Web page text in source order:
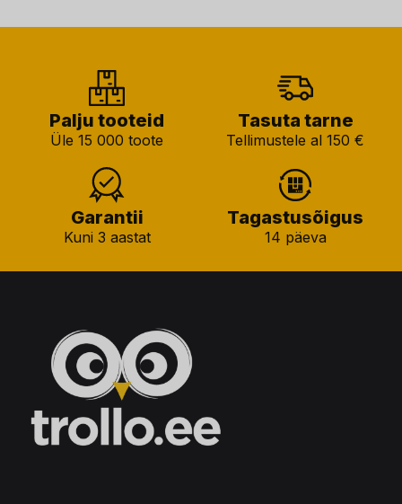
Palju tooteid
Üle 15 000 toote
Tasuta tarne
Tellimustele al 150 €
Garantii
Kuni 3 aastat
Tagastusõigus
14 päeva